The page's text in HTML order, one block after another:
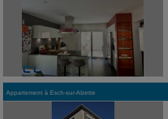
Appartement à Esch-sur-Alzette